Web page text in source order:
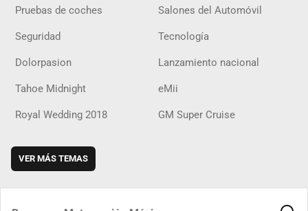
Pruebas de coches Salones del Automóvil
Seguridad Tecnología
Dolorpasion Lanzamiento nacional
Tahoe Midnight eMii
Royal Wedding 2018 GM Super Cruise
VER MÁS TEMAS